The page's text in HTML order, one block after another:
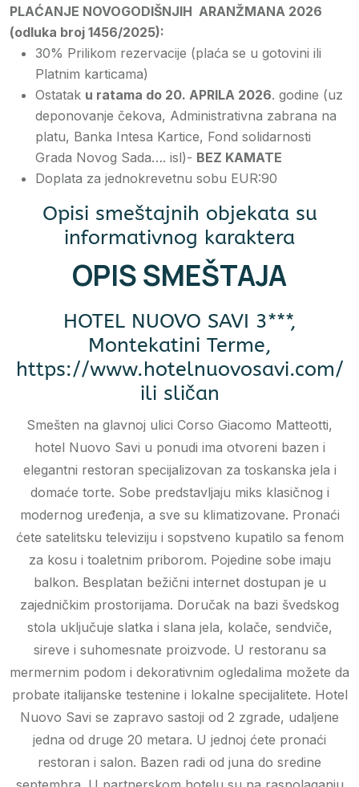
PLAĆANJE NOVOGODIŠNJIH ARANŽMANA 2026
(odluka broj 1456/2025):
30% Prilikom rezervacije (plaća se u gotovini ili
Platnim karticama)
Ostatak u ratama do 20. APRILA 2026. godine (uz
deponovanje čekova, Administrativna zabrana na
platu, Banka Intesa Kartice, Fond solidarnosti
Grada Novog Sada…. isl)- BEZ KAMATE
Doplata za jednokrevetnu sobu EUR:90
Opisi smeštajnih objekata su
informativnog karaktera
OPIS SMEŠTAJA
HOTEL NUOVO SAVI 3***,
Montekatini Terme,
https://www.hotelnuovosavi.com/
ili sličan
Smešten na glavnoj ulici Corso Giacomo Matteotti,
hotel Nuovo Savi u ponudi ima otvoreni bazen i
elegantni restoran specijalizovan za toskanska jela i
domaće torte. Sobe predstavljaju miks klasičnog i
modernog uređenja, a sve su klimatizovane. Pronaći
ćete satelitsku televiziju i sopstveno kupatilo sa fenom
za kosu i toaletnim priborom. Pojedine sobe imaju
balkon. Besplatan bežični internet dostupan je u
zajedničkim prostorijama. Doručak na bazi švedskog
stola uključuje slatka i slana jela, kolače, sendviče,
sireve i suhomesnate proizvode. U restoranu sa
mermernim podom i dekorativnim ogledalima možete da
probate italijanske testenine i lokalne specijalitete. Hotel
Nuovo Savi se zapravo sastoji od 2 zgrade, udaljene
jedna od druge 20 metara. U jednoj ćete pronaći
restoran i salon. Bazen radi od juna do sredine